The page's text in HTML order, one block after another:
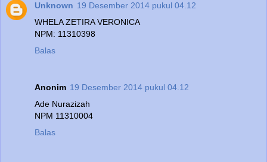
Unknown 19 Desember 2014 pukul 04.12
WHELA ZETIRA VERONICA
NPM: 11310398
Balas
Anonim 19 Desember 2014 pukul 04.12
Ade Nurazizah
NPM 11310004
Balas